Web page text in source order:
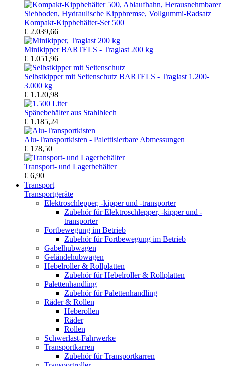
Kompakt-Kippbehälter-Set 500
€ 2.039,66
Minikipper BARTELS - Traglast 200 kg
€ 1.051,96
Selbstkipper mit Seitenschutz BARTELS - Traglast 1.200-
3.000 kg
€ 1.120,98
Spänebehälter aus Stahlblech
€ 1.185,24
Alu-Transportkisten - Palettisierbare Abmessungen
€ 178,50
Transport- und Lagerbehälter
€ 6,90
Transport
Transportgeräte
Elektroschlepper, -kipper und -transporter
Zubehör für Elektroschlepper, -kipper und -
transporter
Fortbewegung im Betrieb
Zubehör für Fortbewegung im Betrieb
Gabelhubwagen
Geländehubwagen
Hebelroller & Rollplatten
Zubehör für Hebelroller & Rollplatten
Palettenhandling
Zubehör für Palettenhandling
Räder & Rollen
Heberollen
Räder
Rollen
Schwerlast-Fahrwerke
Transportkarren
Zubehör für Transportkarren